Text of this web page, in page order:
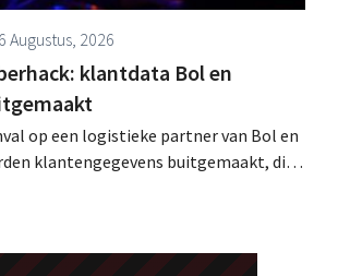
6 Augustus, 2026
klantdata Bol en
op een logistieke partner van Bol en
klantengegevens buitgemaakt, die